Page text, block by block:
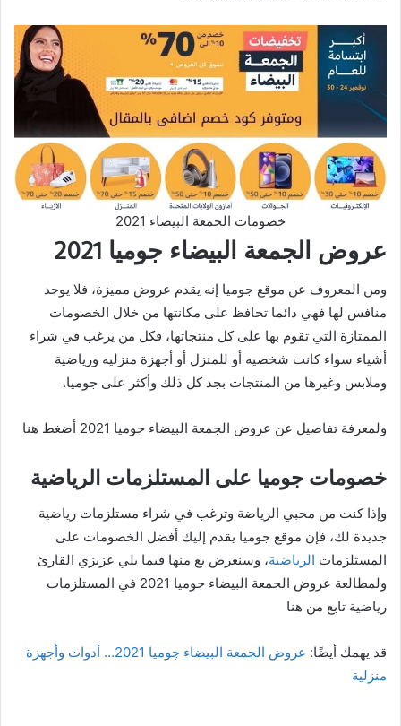
خصومات الجمعة البيضاء 2021
عروض الجمعة البيضاء جوميا 2021
ومن المعروف عن موقع جوميا إنه يقدم عروض مميزة، فلا يوجد
منافس لها فهي دائما تحافظ على مكانتها من خلال الخصومات
الممتازة التي تقوم بها على كل منتجاتها، فكل من يرغب في شراء
أشياء سواء كانت شخصيه أو للمنزل أو أجهزة منزليه ورياضية
وملابس وغيرها من المنتجات بجد كل ذلك وأكثر على جوميا.
ولمعرفة تفاصيل عن عروض الجمعة البيضاء جوميا 2021 أضغط هنا
خصومات جوميا على المستلزمات الرياضية
وإذا كنت من محبي الرياضة وترغب في شراء مستلزمات رياضية
جديدة لك، فإن موقع جوميا يقدم إليك أفضل الخصومات على
المستلزمات الرياضية، وسنعرض بع منها فيما يلي عزيزي القارئ
ولمطالعة عروض الجمعة البيضاء جوميا 2021 في المستلزمات
رياضية تابع من هنا
قد يهمك أيضًا:
عروض الجمعة البيضاء چوميا 2021… أدوات وأجهزة
منزلية